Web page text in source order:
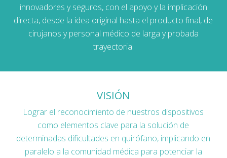
innovadores y seguros, con el apoyo y la implicación
directa, desde la idea original hasta el producto final, de
cirujanos y personal médico de larga y probada
trayectoria.
VISIÓN
Lograr el reconocimiento de nuestros dispositivos
como elementos clave para la solución de
determinadas dificultades en quirófano, implicando en
paralelo a la comunidad médica para potenciar la